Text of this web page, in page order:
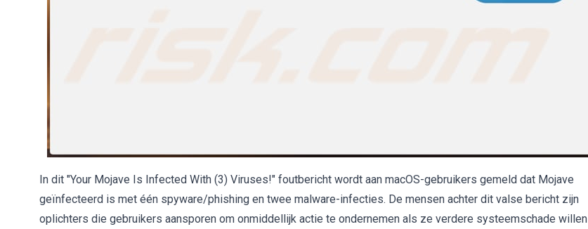
In dit "Your Mojave Is Infected With (3) Viruses!" foutbericht wordt aan macOS-gebruikers gemeld dat Mojave
geïnfecteerd is met één spyware/phishing en twee malware-infecties. De mensen achter dit valse bericht zijn
oplichters die gebruikers aansporen om onmiddellijk actie te ondernemen als ze verdere systeemschade willen